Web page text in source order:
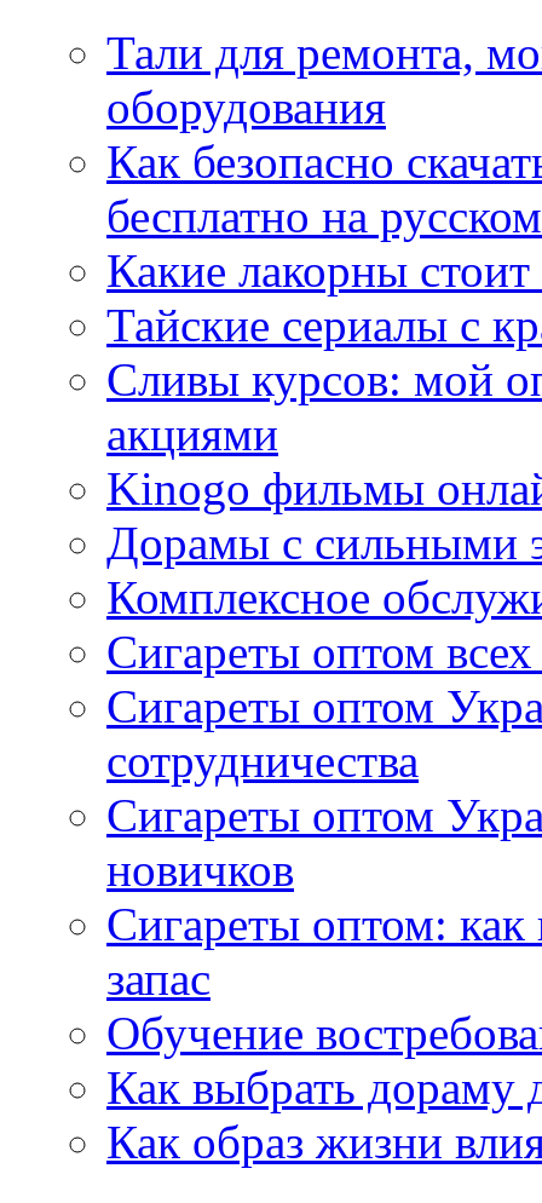
Тали для ремонта,
оборудования
Как безопасно
бесплатно на
Какие лакорны
Тайские сериалы с
Сливы курсов: мой
акциями
Kinogo фильмы
Дорамы с сильными
Комплексное
Сигареты оптом
Сигареты оптом
сотрудничества
Сигареты оптом
новичков
Сигареты оптом:
запас
Обучение
Как выбрать дораму
Как образ жизни